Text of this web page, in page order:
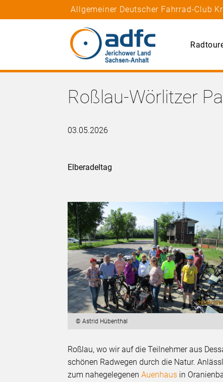
Allgemeiner Deutscher Fahrrad-Club
Roßlau-Wörlitzer
03.05.2026
Elberadeltag
© Astrid Hübenthal
Roßlau, wo wir auf die Teilnehmer aus
schönen Radwegen durch die Natur.
zum nahegelegenen Auenhaus in